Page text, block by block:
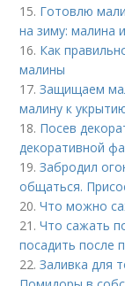
15. Готовлю
на зиму: малина
16. Как
малины
17.Защищаем
малину к
18. Посев
декоративной
19.Забродил
общаться.
20.Что можно
21.Что сажать
посадить после
22.Заливка для